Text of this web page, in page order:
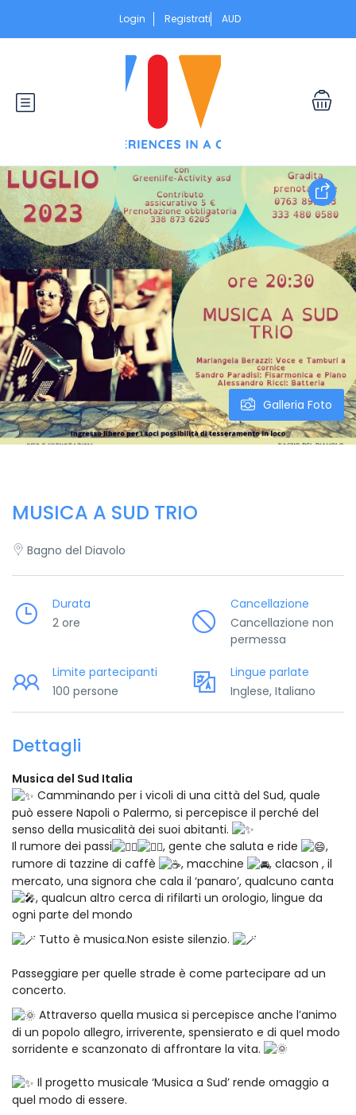
Login Registrati AUD
Galleria Foto
MUSICA A SUD TRIO
Bagno del Diavolo
Durata
2 ore
Cancellazione
Cancellazione non
permessa
Limite partecipanti
100 persone
Lingue parlate
Inglese, Italiano
Dettagli
Musica del Sud Italia
Camminando per i vicoli di una città del Sud, quale
può essere Napoli o Palermo, si percepisce il perché del
senso della musicalità dei suoi abitanti.
Il rumore dei passi
, gente che saluta e ride
,
rumore di tazzine di caffè
, macchine
, clacson , il
mercato, una signora che cala il ‘panaro’, qualcuno canta
, qualcun altro cerca di rifilarti un orologio, lingue da
ogni parte del mondo
Tutto è musica.Non esiste silenzio.
Passeggiare per quelle strade è come partecipare ad un
concerto.
Attraverso quella musica si percepisce anche l’animo
di un popolo allegro, irriverente, spensierato e di quel modo
sorridente e scanzonato di affrontare la vita.
Il progetto musicale ‘Musica a Sud’ rende omaggio a
quel modo di essere.